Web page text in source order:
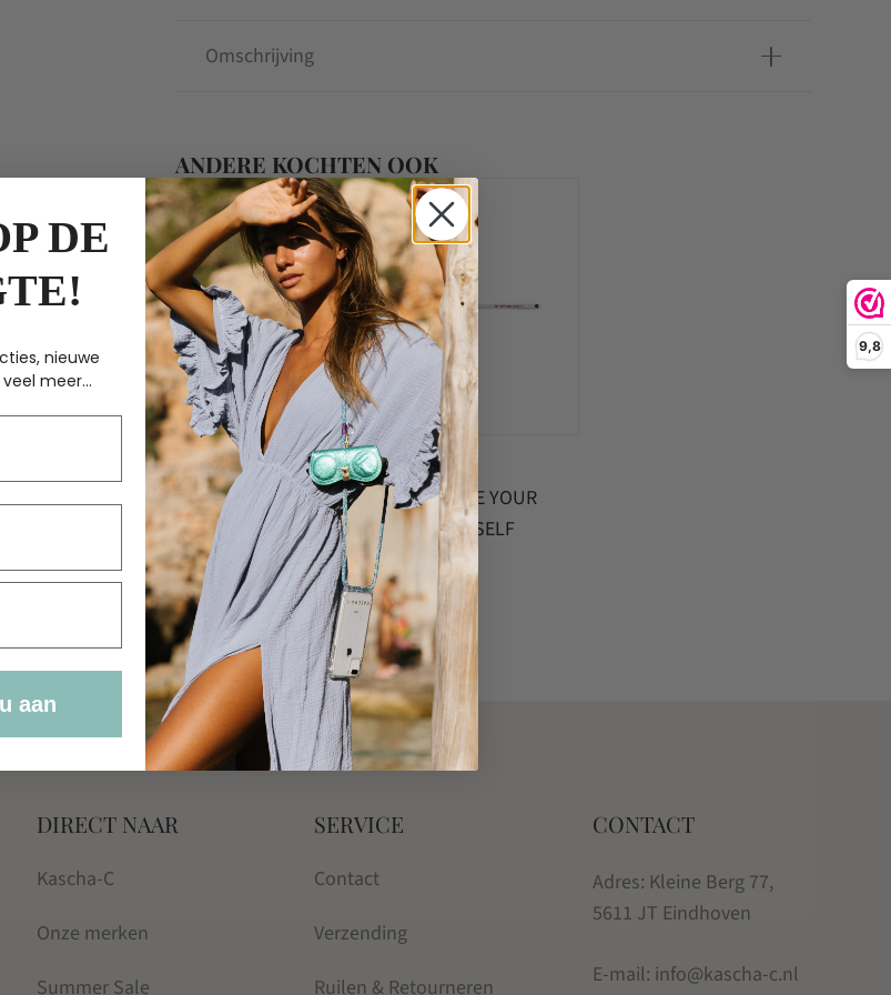
9,8
Omschrijving
ANDERE KOCHTEN OOK
Helen b
KOM DO MORE OF
WHAT MAKES YOU
HAPPY
€21.95
Helen b
LEPEL BE YOUR
LOVELY SELF
12.95
DIRECT NAAR
Kascha-C
Onze merken
Summer Sale
SERVICE
Contact
Verzending
Ruilen & Retourneren
CONTACT
Adres: Kleine Berg 77,
5611 JT Eindhoven
E-mail: info@kascha-c.nl
DE
nieuwe
meer...
aan